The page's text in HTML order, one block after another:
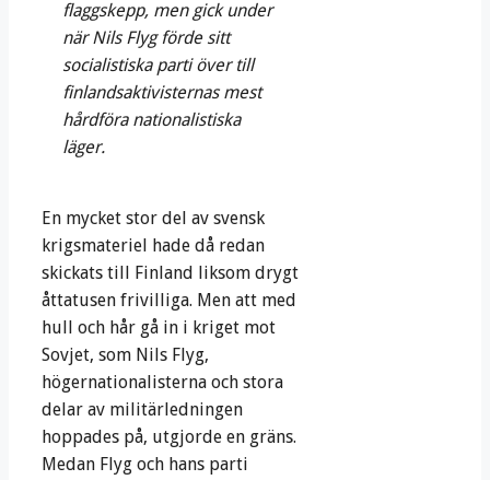
flaggskepp, men gick under
när Nils Flyg förde sitt
socialistiska parti över till
finlandsaktivisternas mest
hårdföra nationalistiska
läger.
En mycket stor del av svensk
krigsmateriel hade då redan
skickats till Finland liksom drygt
åttatusen frivilliga. Men att med
hull och hår gå in i kriget mot
Sovjet, som Nils Flyg,
högernationalisterna och stora
delar av militärledningen
hoppades på, utgjorde en gräns.
Medan Flyg och hans parti